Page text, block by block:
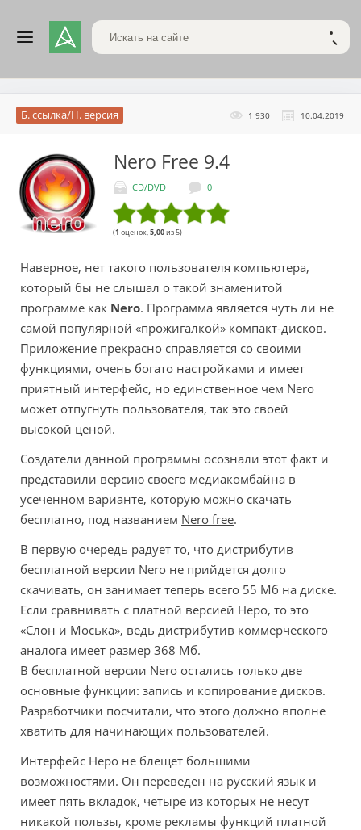
Поиск по сайту
1 930 10.04.2019
Б. ссылка/Н. версия
Nero Free 9.4
CD/DVD 0
(1 оценок, 5,00из 5)
Наверное, нет такого пользователя компьютера,
который бы не слышал о такой знаменитой
программе как Nero. Программа является чуть ли не
самой популярной «прожигалкой» компакт-дисков.
Приложение прекрасно справляется со своими
функциями, очень богато настройками и имеет
приятный интерфейс, но единственное чем Nero
может отпугнуть пользователя, так это своей
высокой ценой.
Создатели данной программы осознали этот факт и
представили версию своего медиакомбайна в
усеченном варианте, которую можно скачать
бесплатно, под названием Nero free.
В первую очередь радует то, что дистрибутив
бесплатной версии Nero не прийдется долго
скачивать, он занимает теперь всего 55 Мб на диске.
Если сравнивать с платной версией Неро, то это
«Слон и Моська», ведь дистрибутив коммерческого
аналога имеет размер 368 Мб.
В бесплатной версии Nero остались только две
основные функции: запись и копирование дисков.
Разработчики посчитали, что этого должно вполне
хватить для начинающих пользователей.
Интерфейс Неро не блещет большими
возможностями. Он переведен на русский язык и
имеет пять вкладок, четыре из которых не несут
никакой пользы, кроме рекламы функций платной